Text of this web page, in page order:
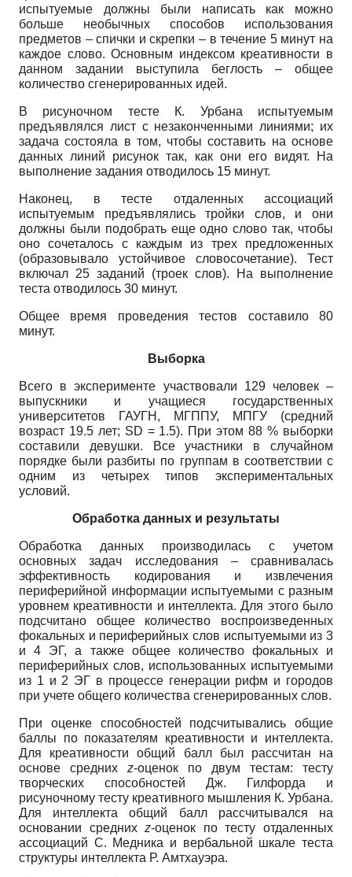
испытуемые должны были написать как можно
больше необычных способов использования
предметов – спички и скрепки – в течение 5 минут на
каждое слово. Основным индексом креативности в
данном задании выступила беглость – общее
количество сгенерированных идей.
В рисуночном тесте К. Урбана испытуемым
предъявлялся лист с незаконченными линиями; их
задача состояла в том, чтобы составить на основе
данных линий рисунок так, как они его видят. На
выполнение задания отводилось 15 минут.
Наконец, в тесте отдаленных ассоциаций
испытуемым предъявлялись тройки слов, и они
должны были подобрать еще одно слово так, чтобы
оно сочеталось с каждым из трех предложенных
(образовывало устойчивое словосочетание). Тест
включал 25 заданий (троек слов). На выполнение
теста отводилось 30 минут.
Общее время проведения тестов составило 80
минут.
Выборка
Всего в эксперименте участвовали 129 человек –
выпускники и учащиеся государственных
университетов ГАУГН, МГППУ, МПГУ (средний
возраст 19.5 лет; SD = 1.5). При этом 88 % выборки
составили девушки. Все участники в случайном
порядке были разбиты по группам в соответствии с
одним из четырех типов экспериментальных
условий.
Обработка данных и результаты
Обработка данных производилась с учетом
основных задач исследования – сравнивалась
эффективность кодирования и извлечения
периферийной информации испытуемыми с разным
уровнем креативности и интеллекта. Для этого было
подсчитано общее количество воспроизведенных
фокальных и периферийных слов испытуемыми из 3
и 4 ЭГ, а также общее количество фокальных и
периферийных слов, использованных испытуемыми
из 1 и 2 ЭГ в процессе генерации рифм и городов
при учете общего количества сгенерированных слов.
При оценке способностей подсчитывались общие
баллы по показателям креативности и интеллекта.
Для креативности общий балл был рассчитан на
основе средних z-оценок по двум тестам: тесту
творческих способностей Дж. Гилфорда и
рисуночному тесту креативного мышления К. Урбана.
Для интеллекта общий балл рассчитывался на
основании среднихz-оценок по тесту отдаленных
ассоциаций С. Медника и вербальной шкале теста
структуры интеллекта Р. Амтхауэра.